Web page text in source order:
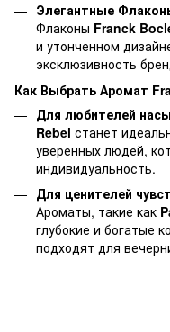
Элегантные
Флаконы Franck
и утонченном
эксклюзивность
Как Выбрать Аромат
Для любителей
Rebel станет
уверенных людей,
индивидуальность.
Для ценителей
Ароматы, такие как
глубокие и богатые
подходят для